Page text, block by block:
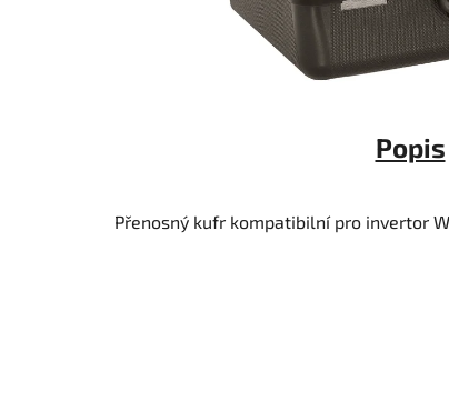
Popis
Přenosný kufr kompatibilní pro invertor